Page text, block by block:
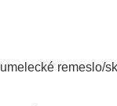
umelecké remeslo/